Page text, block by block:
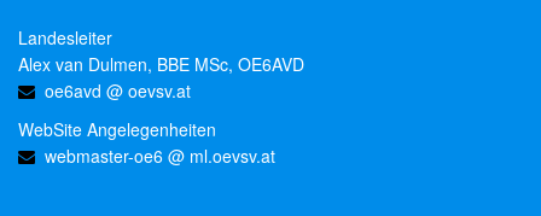
Landesleiter
Alex van Dulmen, BBE MSc, OE6AVD
oe6avd @ oevsv.at
WebSite Angelegenheiten
webmaster-oe6 @ ml.oevsv.at